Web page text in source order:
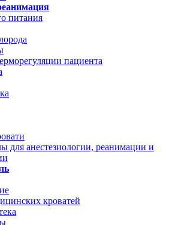
питания
пациента
для анестезиологии, реанимации и
кроватей